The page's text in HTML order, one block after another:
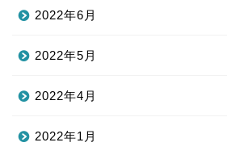
2022年6月
2022年5月
2022年4月
2022年1月